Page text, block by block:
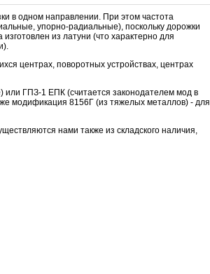
в одном направлении. При этом частота
упорно-радиальные), поскольку дорожки
из латуни (что характерно для
центрах, поворотных устройствах, центрах
или ГПЗ-1 ЕПК (считается законодателем мод в
модификация 8156Г (из тяжелых металлов) - для
нами также из складского наличия,